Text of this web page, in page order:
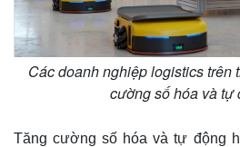
Các doanh nghiệp logistics trên
cường số hóa và tự
Tăng cường số hóa và tự động